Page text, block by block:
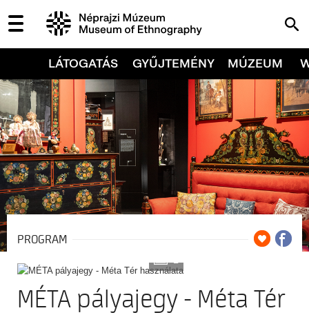
LÁTOGATÁS GYŰJTEMÉNY MÚZEUM
PROGRAM
2
MÉTA pályajegy - Méta Tér